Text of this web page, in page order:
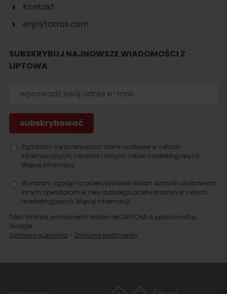
noclegu
Kontakt
enjoytatras.com
SUBSKRYBUJ NAJNOWSZE WIADOMOŚCI Z
LIPTOWA
Zgadzam się przetwarzać dane osobowe w celach
informacyjnych, rabatów i innych celów marketingowych.
Więcej informacji.
Wyrażam zgodę na przekazywanie moich danych osobowych
innym operatorom w celu dalszego przetwarzania w celach
marketingowych.Więcej informacji.
Táto stránka je chránená testom reCAPTCHA a spoločnosťou
Google.
Ochrana súkromia - Zmluvné podmienky